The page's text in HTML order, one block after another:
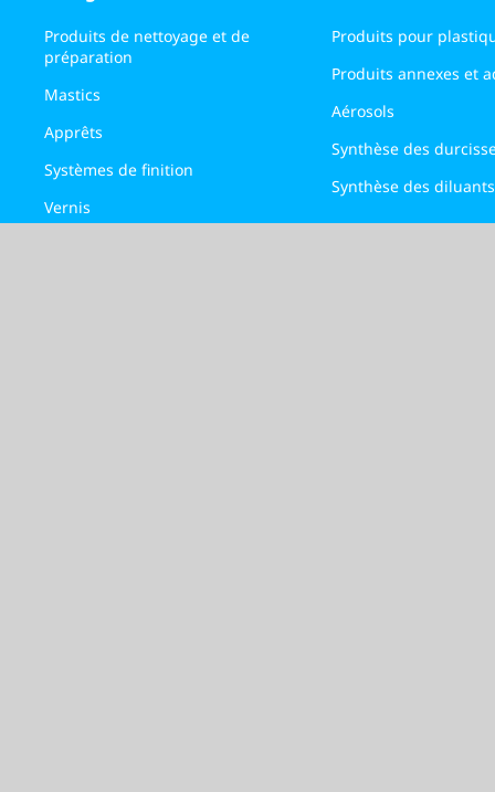
Produits de nettoyage et de
préparation
Mastics
Apprêts
Systèmes de finition
Vernis
Produits pour
Produits annexes et
Aérosols
Synthèse des
Synthèse des diluants